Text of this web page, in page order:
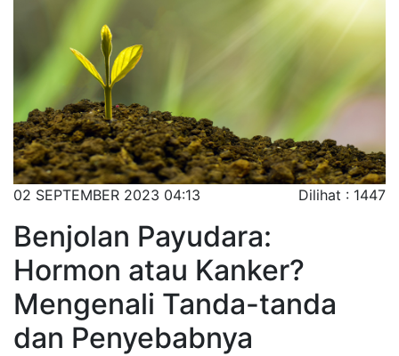
02 SEPTEMBER 2023 04:13 Dilihat : 1447
Benjolan Payudara:
Hormon atau Kanker?
Mengenali Tanda-tanda
dan Penyebabnya